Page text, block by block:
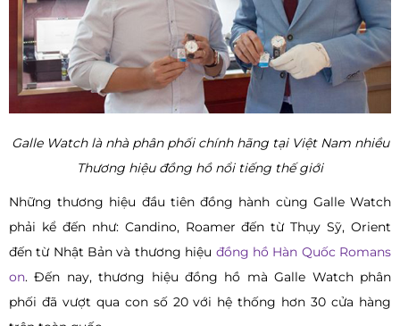
Galle Watch là nhà phân phối chính hãng tại Việt Nam nhiều
Thương hiệu đồng hồ nổi tiếng thế giới
Những thương hiệu đầu tiên đồng hành cùng Galle Watch
phải kể đến như: Candino, Roamer đến từ Thụy Sỹ, Orient
đến từ Nhật Bản và thương hiệu đồng hồ Hàn Quốc Romans
on. Đến nay, thương hiệu đồng hồ mà Galle Watch phân
phối đã vượt qua con số 20 với hệ thống hơn 30 cửa hàng